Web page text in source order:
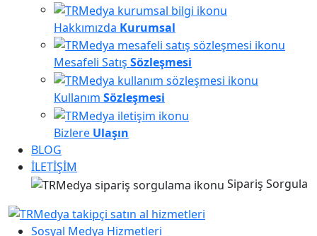
Hakkımızda Kurumsal
Mesafeli Satış Sözleşmesi
Kullanım Sözleşmesi
Bizlere Ulaşın
BLOG
İLETİŞİM
Sipariş Sorgula
Sosyal Medya Hizmetleri